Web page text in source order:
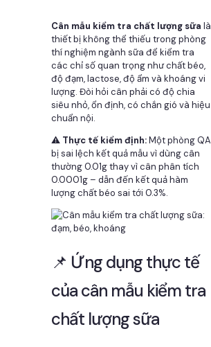
Cân mẫu kiểm tra chất lượng sữa là
thiết bị không thể thiếu trong phòng
thí nghiệm ngành sữa để kiểm tra
các chỉ số quan trọng như chất béo,
độ đạm, lactose, độ ẩm và khoáng vi
lượng. Đòi hỏi cân phải có độ chia
siêu nhỏ, ổn định, có chắn gió và hiệu
chuẩn nội.
⚠️ Thực tế kiểm định:Một phòng QA
bị sai lệch kết quả mẫu vì dùng cân
thường 0.01g thay vì cân phân tích
0.0001g – dẫn đến kết quả hàm
lượng chất béo sai tới 0.3%.
📌 Ứng dụng thực tế
của cân mẫu kiểm tra
chất lượng sữa